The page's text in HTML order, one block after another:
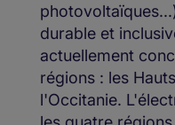
durable et
actuellement
régions : les
l'Occitanie.